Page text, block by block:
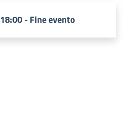
18:00 - Fine evento